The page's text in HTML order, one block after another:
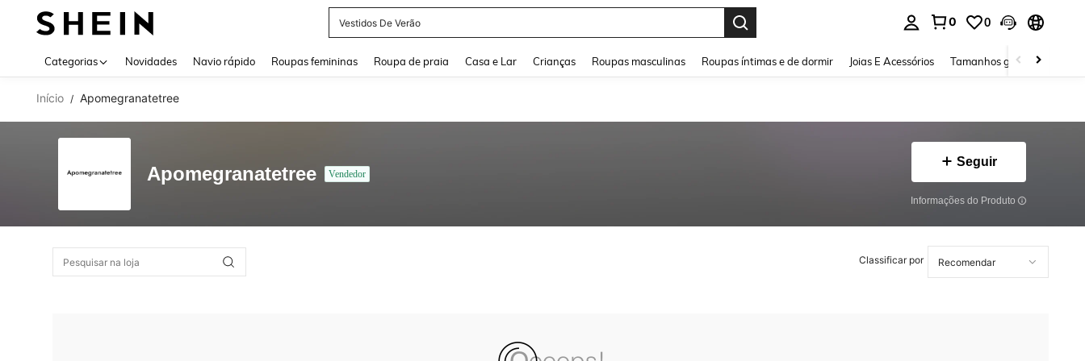
Vestidos De Verão
0 0
Categorias Novidades Navio rápido Roupas femininas Roupa de praia Casa e Lar Crianças Roupas masculinas Roupas íntimas e de dormir Joias E Acessórios Tamanhos grandes
Início / Apomegranatetree
Apomegranatetree Vendedor
Seguir
Informações do Produto
Classificar por